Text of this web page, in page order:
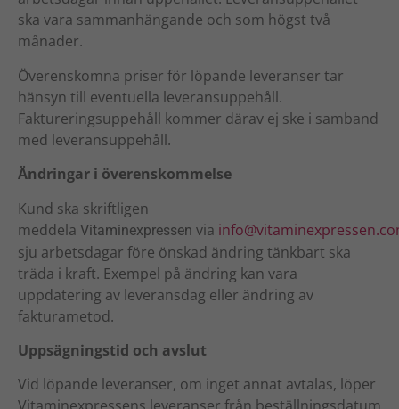
ska vara sammanhängande och som högst två
månader.
Överenskomna priser för löpande leveranser tar
hänsyn till eventuella leveransuppehåll.
Faktureringsuppehåll kommer därav ej ske i samband
med leveransuppehåll.
Ändringar i överenskommelse
Kund ska skriftligen
meddela Vitaminexpressen via
sju arbetsdagar före önskad ändring tänkbart ska
träda i kraft. Exempel på ändring kan vara
uppdatering av leveransdag eller ändring av
fakturametod.
Uppsägningstid och avslut
Vid löpande leveranser, om inget annat avtalas, löper